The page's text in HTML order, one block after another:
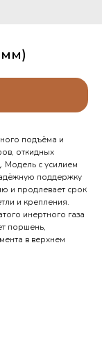
мм)
подъёма и
откидных
Модель с усилием
поддержку
и продлевает срок
и крепления.
инертного газа
поршень,
в верхнем